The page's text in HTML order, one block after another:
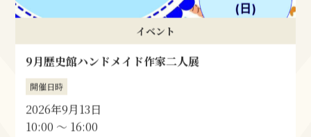
イベント
9月歴史館ハンドメイド作家二人展
開催日時
2026年9月13日
10:00 〜 16:00